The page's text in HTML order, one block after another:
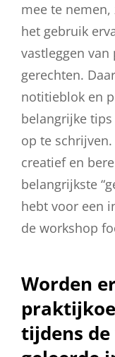
mee te
het gebruik
vastleggen
gerechten.
notitieblok en
belangrijke
op te
creatief en
belangrijkste
hebt voor een
de workshop
Worden
tijdens